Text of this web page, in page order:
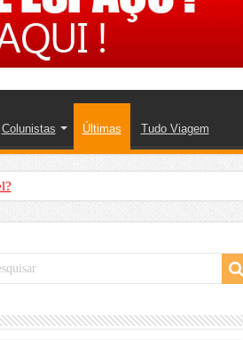
Colunistas Últimas Tudo Viagem